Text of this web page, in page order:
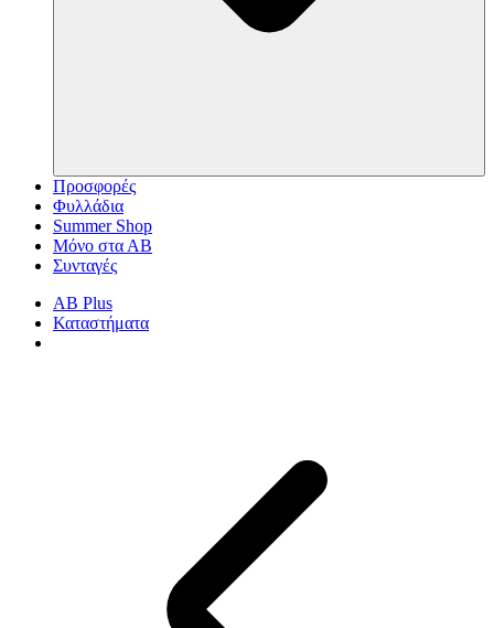
Προσφορές
Φυλλάδια
Summer Shop
Μόνο στα ΑΒ
Συνταγές
AB Plus
Καταστήματα